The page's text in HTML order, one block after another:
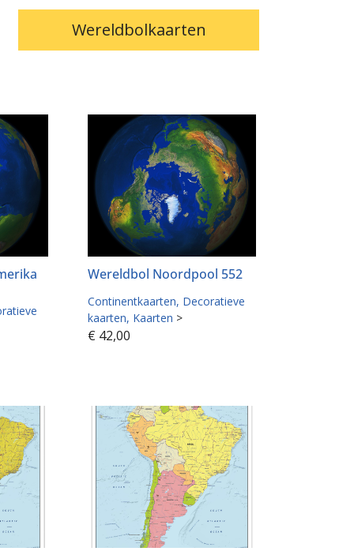
Wereldbolkaarten
Wereldbol Noordpool 552
Continentkaarten Decoratieve
kaarten Kaarten >
€ 42,00